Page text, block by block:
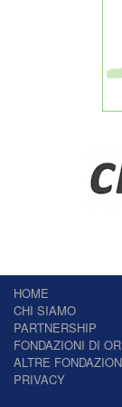
HOME
CHI SIAMO
PARTNERSHIP
FONDAZIONI DI
ALTRE
PRIVACY